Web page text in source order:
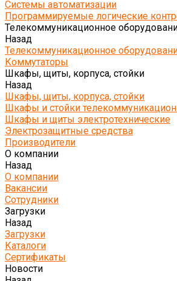
Системы автоматизации
Программируемые логические
Телекоммуникационное
Назад
Телекоммуникационное
Коммутаторы
Шкафы, щиты, корпуса, стойки
Назад
Шкафы, щиты, корпуса, стойки
Шкафы и стойки
Шкафы и щиты электротехнические
Электрозащитные средства
Производители
О компании
Назад
О компании
Вакансии
Сотрудники
Загрузки
Назад
Загрузки
Каталоги
Сертификаты
Новости